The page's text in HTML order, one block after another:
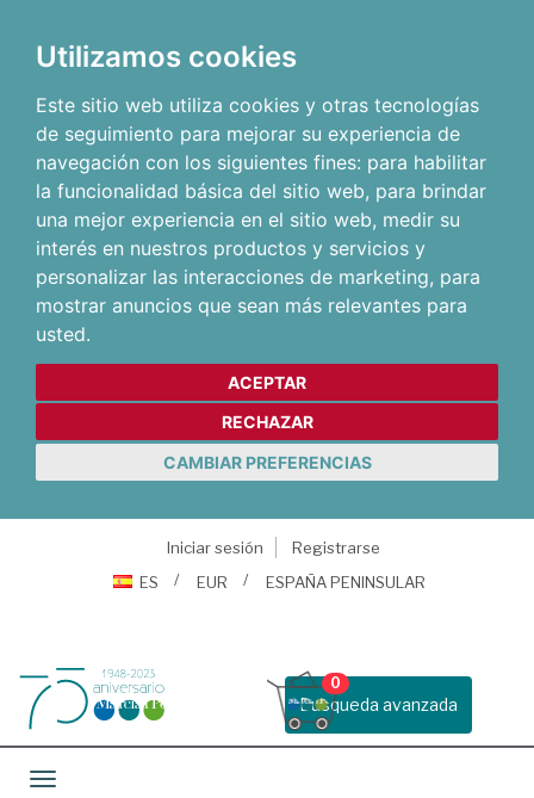
Utilizamos cookies
Este sitio web utiliza cookies y otras tecnologías
de seguimiento para mejorar su experiencia de
navegación con los siguientes fines: para habilitar
la funcionalidad básica del sitio web, para brindar
una mejor experiencia en el sitio web, medir su
interés en nuestros productos y servicios y
personalizar las interacciones de marketing, para
mostrar anuncios que sean más relevantes para
usted.
ACEPTAR
RECHAZAR
CAMBIAR PREFERENCIAS
Iniciar sesión
Registrarse
ES
EUR ESPAÑA PENINSULAR
Busqueda avanzada
0
Toggle navigation